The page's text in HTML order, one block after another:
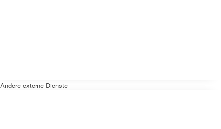
Andere externe Dienste